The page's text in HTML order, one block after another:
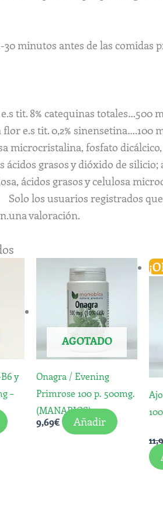
minutos antes de las comidas
tit. 8% catequinas totales…500
e.s tit. 0,2% sinensetina….100
microcristalina, fosfato
ácidos grasos y dióxido de
ácidos grasos y celulosa
Solo los usuarios registrados
una valoración.
y
–
AGOTADO
Onagra / Evening
Primrose 100 p. 500mg.
(MANABIOS)
9,69€ Añadir